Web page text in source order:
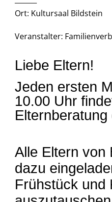
Ort: Kultursaal Bildstein
Veranstalter:
Liebe Eltern!
Jeden ersten
10.00 Uhr
Alle Eltern von
dazu
Frühstück und